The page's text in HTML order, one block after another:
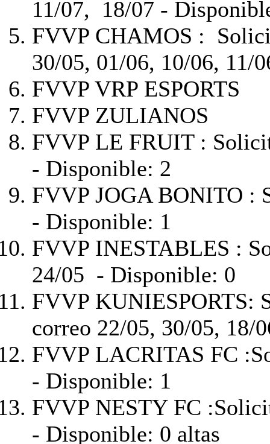
11/07, 18/07 -
FVVP CHAMOS :
30/05, 01/06, 10/06, 11/
FVVP VRP ESPORTS
FVVP ZULIANOS
FVVP LE FRUIT :
- Disponible: 2
FVVP JOGA BONITO :
- Disponible: 1
FVVP INESTABLES :
24/05 - Disponible: 0
FVVP KUNIESPORTS:
correo 22/05, 30/05, 18/
FVVP LACRITAS FC :
- Disponible: 1
FVVP NESTY FC :
- Disponible: 0 altas